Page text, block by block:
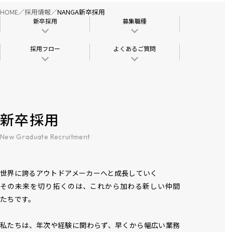
HOME 採用情報 NANGA新卒採用
新卒採用 募集職種
採用フロー よくあるご質問
新卒採用
New Graduate Recruitment
世界に誇るアウトドアメーカーへと成長していく――
その未来を切り拓くのは、これから加わる新しい仲間
たちです。
私たちは、年次や経験に関わらず、早くから幅広い業務